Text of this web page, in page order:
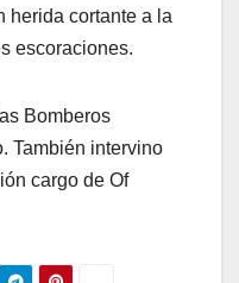
herida cortante a la
escoraciones.
Bomberos
También intervino
cargo de Of